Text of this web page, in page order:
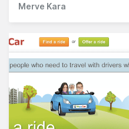
Merve Kara